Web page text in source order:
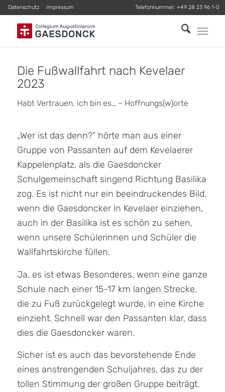
Datenschutz Impressum Telefonnummer: +49 28 23 96 1-0
Die Fußwallfahrt nach Kevelaer
2023
Habt Vertrauen, ich bin es… – Hoffnungs(w)orte
„Wer ist das denn?“ hörte man aus einer
Gruppe von Passanten auf dem Kevelaerer
Kappelenplatz, als die Gaesdoncker
Schulgemeinschaft singend Richtung Basilika
zog. Es ist nicht nur ein beeindruckendes Bild,
wenn die Gaesdoncker in Kevelaer einziehen,
auch in der Basilika ist es schön zu sehen,
wenn unsere Schülerinnen und Schüler die
Wallfahrtskirche füllen.
Ja, es ist etwas Besonderes, wenn eine ganze
Schule nach einer 15-17 km langen Strecke,
die zu Fuß zurückgelegt wurde, in eine Kirche
einzieht. Schnell war den Passanten klar, dass
dies die Gaesdoncker waren.
Sicher ist es auch das bevorstehende Ende
eines anstrengenden Schuljahres, das zu der
tollen Stimmung der großen Gruppe beiträgt.